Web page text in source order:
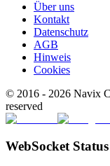
Über uns
Kontakt
Datenschutz
AGB
Hinweis
Cookies
© 2016 - 2026 Navix
reserved
WebSocket Status